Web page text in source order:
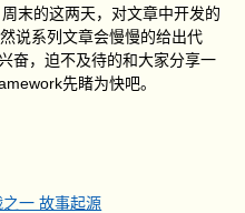
末的这两天，对文章中开发的
说系列文章会慢慢的给出代
奋，迫不及待的和大家分享一
先睹为快吧。
一 故事起源